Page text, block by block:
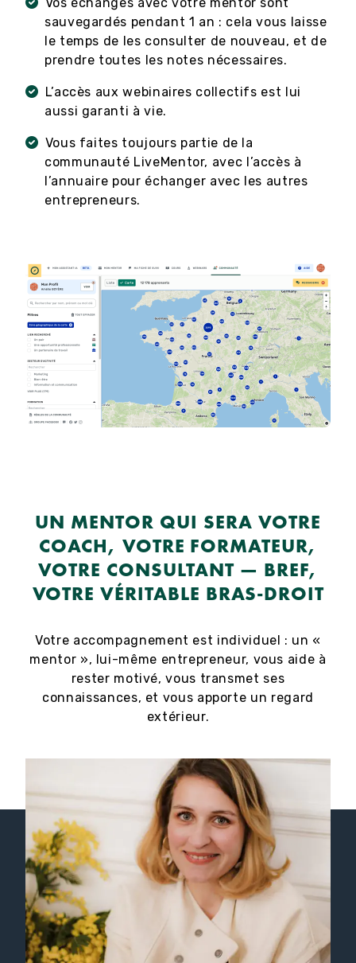
sauvegardés pendant 1 an : cela vous laisse
le temps de les consulter de nouveau, et de
prendre toutes les notes nécessaires.
L’accès aux webinaires collectifs est lui
aussi garanti à vie.
Vous faites toujours partie de la
communauté LiveMentor, avec l’accès à
l’annuaire pour échanger avec les autres
entrepreneurs.
UN MENTOR QUI SERA VOTRE
COACH, VOTRE FORMATEUR,
VOTRE CONSULTANT — BREF,
VOTRE VÉRITABLE BRAS-DROIT
Votre accompagnement est individuel : un «
mentor », lui-même entrepreneur, vous aide à
rester motivé, vous transmet ses
connaissances, et vous apporte un regard
extérieur.